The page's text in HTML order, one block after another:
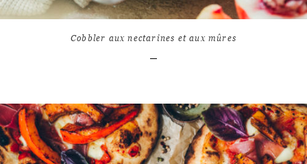
Cobbler aux nectarines et aux mûres